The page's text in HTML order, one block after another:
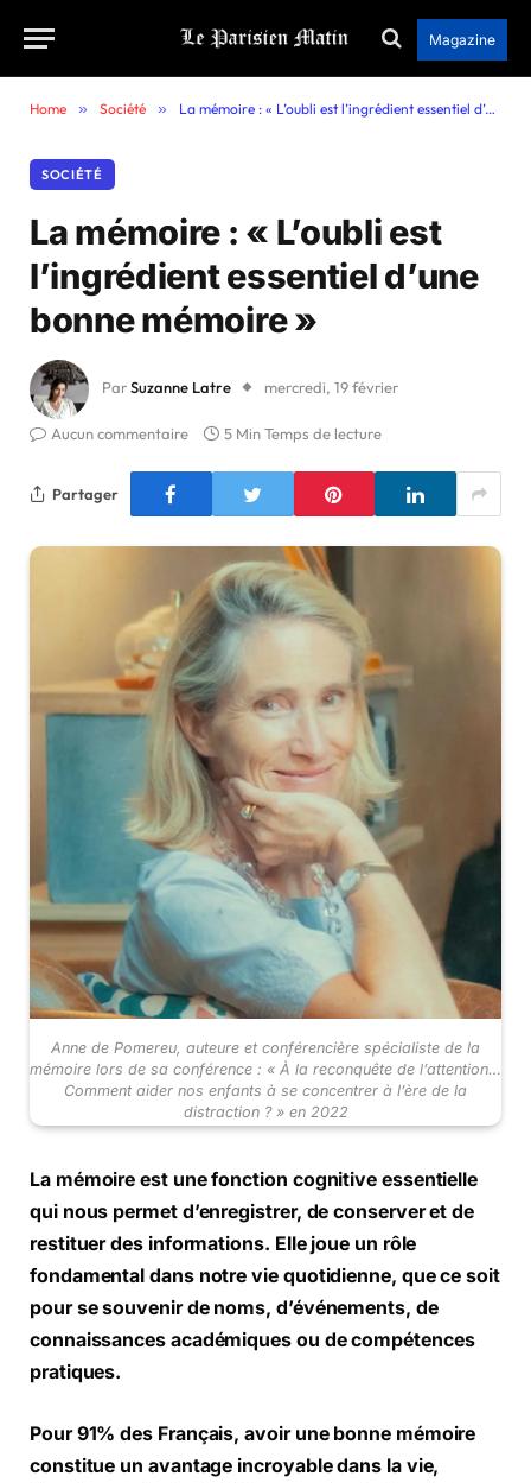
Magazine
Home » Société » La mémoire : « L’oubli est l’ingrédient essentiel d’une bonne mémoire »
SOCIÉTÉ
La mémoire : « L’oubli est
l’ingrédient essentiel d’une
bonne mémoire »
ParSuzanne Latre mercredi, 19 février
Aucun commentaire 5 Min Temps de lecture
Partager
Anne de Pomereu, auteure et conférencière spécialiste de la
mémoire lors de sa conférence : « À la reconquête de l’attention…
Comment aider nos enfants à se concentrer à l’ère de la
distraction ? » en 2022
La mémoire est une fonction cognitive essentielle
qui nous permet d’enregistrer, de conserver et de
restituer des informations. Elle joue un rôle
fondamental dans notre vie quotidienne, que ce soit
pour se souvenir de noms, d’événements, de
connaissances académiques ou de compétences
pratiques.
Pour 91% des Français, avoir une bonne mémoire
constitue un avantage incroyable dans la vie,